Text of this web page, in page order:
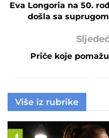
Eva Longoria na 50.
došla sa
Priče koje
Više iz rubrike